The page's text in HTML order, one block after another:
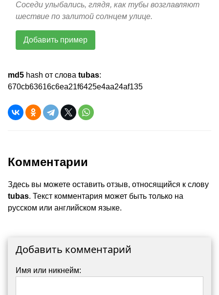
Соседи улыбались, глядя, как тубы возглавляют
шествие по залитой солнцем улице.
Добавить пример
md5 hash от слова tubas:
670cb63616c6ea21f6425e4aa24af135
Комментарии
Здесь вы можете оставить отзыв, относящийся к слову
tubas. Текст комментария может быть только на
русском или английском языке.
Добавить комментарий
Имя или никнейм: